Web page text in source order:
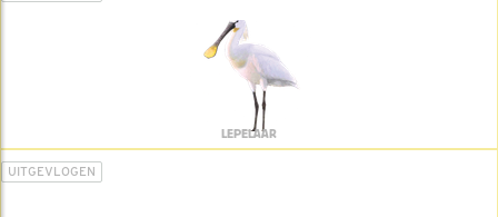
LEPELAAR
UITGEVLOGEN